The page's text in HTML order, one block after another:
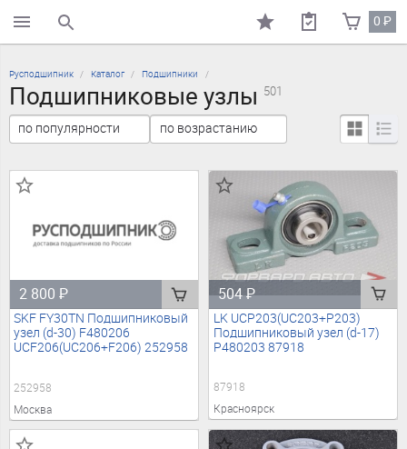
поиск по каталогу 0₽
Русподшипник Каталог Подшипники
Подшипниковые узлы 501
2 800₽
SKF FY30TN Подшипниковый
узел (d-30) F480206
UCF206(UC206+F206) 252958
252958
Москва
504₽
LK UCP203(UC203+P203)
Подшипниковый узел (d-17)
P480203 87918
87918
Красноярск